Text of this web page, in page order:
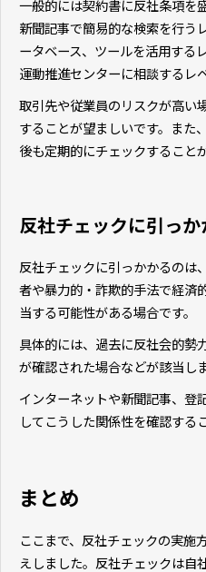
一般的には契約書に反社条項を
新聞記事で簡易的な検索を行う
ータベース、ツールを活用する
運動推進センターに相談するレ
取引先や従業員のリスクが高い
することが望ましいです。また
後も定期的にチェックすること
反社チェックに引っ
反社チェックに引っかかるのは
者や暴力的・詐欺的手法で経済
当する可能性がある場合です。
具体的には、過去に反社会的勢
が確認された場合などが該当しま
インターネットや新聞記事、登
してこうした関係性を確認する
まとめ
ここまで、反社チェックの実施
えしました。反社チェックは自